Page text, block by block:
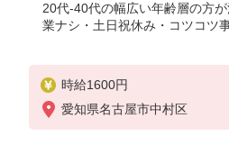
20代-40代の幅広い年齢層の方
業ナシ・土日祝休み・コツコツ
時給1600円
愛知県名古屋市中村区